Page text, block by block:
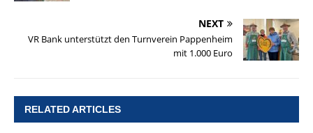
NEXT
VR Bank unterstützt den Turnverein Pappenheim
mit 1.000 Euro
RELATED ARTICLES